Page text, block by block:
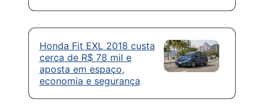
Honda Fit EXL 2018 custa
cerca de R$ 78 mil e
aposta em espaço,
economia e segurança